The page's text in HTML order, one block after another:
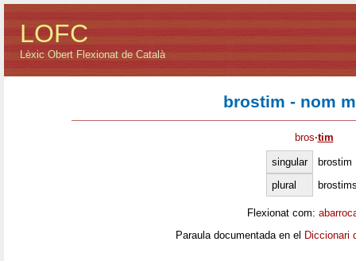
LOFC
Lèxic Obert Flexionat de Català
brostim - nom
bros·tim
singular
brostim
plural
Flexionat com:
Paraula documentada en el Diccionari